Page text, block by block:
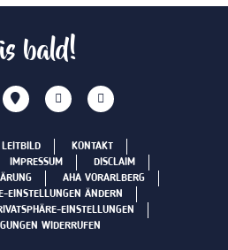
bald!
LEITBILD
KONTAKT
IMPRESSUM
DISCLAIM
AHA VORARLBERG
EINSTELLUNGEN ÄNDERN
EINSTELLUNGEN
WIDERRUFEN